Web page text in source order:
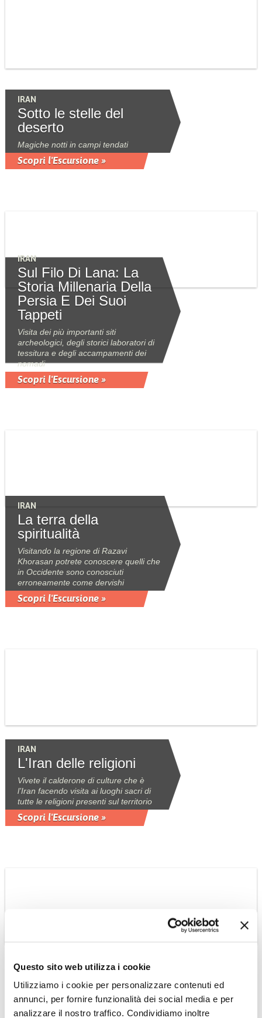
Questo sito web utilizza i cookie
Utilizziamo i cookie per personalizzare contenuti ed
annunci, per fornire funzionalità dei social media e per
analizzare il nostro traffico. Condividiamo inoltre
IRAN
Sotto le stelle del
deserto
Magiche notti in campi tendati
Scopri l'Escursione »
IRAN
Sul Filo Di Lana: La
Storia Millenaria Della
Persia E Dei Suoi
Tappeti
Visita dei più importanti siti
archeologici, degli storici laboratori di
tessitura e degli accampamenti dei
nomadi
Scopri l'Escursione »
IRAN
La terra della
spiritualità
Visitando la regione di Razavi
Khorasan potrete conoscere quelli che
in Occidente sono conosciuti
erroneamente come dervishi
Scopri l'Escursione »
IRAN
L'Iran delle religioni
Vivete il calderone di culture che è
l’Iran facendo visita ai luoghi sacri di
tutte le religioni presenti sul territorio
Scopri l'Escursione »
IRAN
In camper sulle orme di
Ciro
Un lungo viaggio alla scoperta dell’Iran